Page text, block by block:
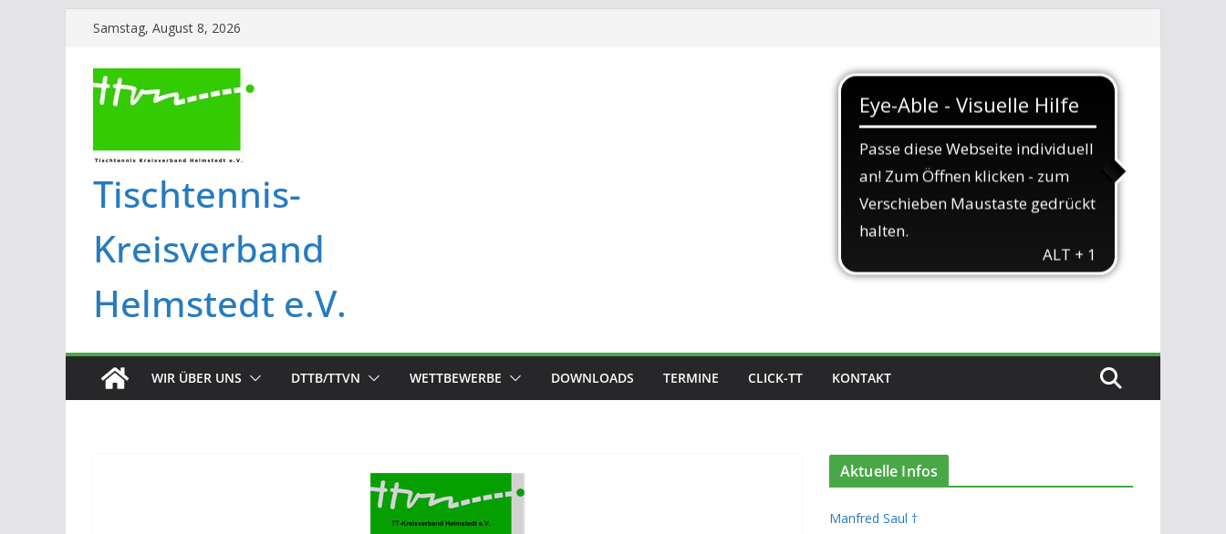
Samstag, August 8, 2026
Tischtennis-
Kreisverband
Helmstedt e.V.
WIR ÜBER UNS DTTB/TTVN WETTBEWERBE DOWNLOADS TERMINE CLICK-TT KONTAKT
Aktuelle Infos
Manfred Saul †